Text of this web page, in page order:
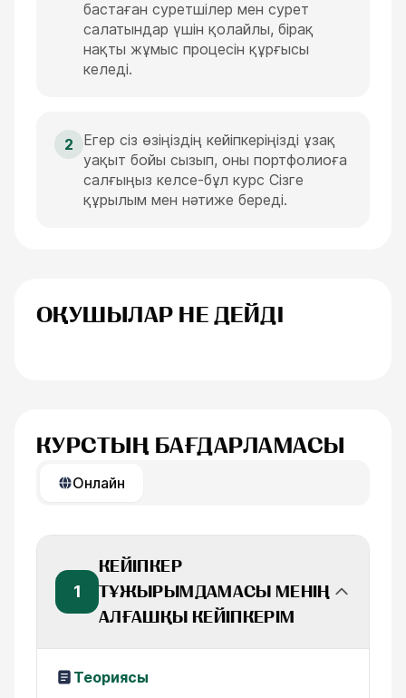
бастаған суретшілер мен сурет
салатындар үшін қолайлы, бірақ
нақты жұмыс процесін құрғысы
келеді.
2
Егер сіз өзіңіздің кейіпкеріңізді ұзақ
уақыт бойы сызып, оны портфолиоға
салғыңыз келсе-бұл курс Сізге
құрылым мен нәтиже береді.
ОҚУШЫЛАР НЕ ДЕЙДІ
Анна Иванова
КУРСТЫҢ БАҒДАРЛАМАСЫ
Онлайн
1
КЕЙІПКЕР
ТҰЖЫРЫМДАМАСЫ МЕНІҢ
АЛҒАШҚЫ КЕЙІПКЕРІМ
Теориясы